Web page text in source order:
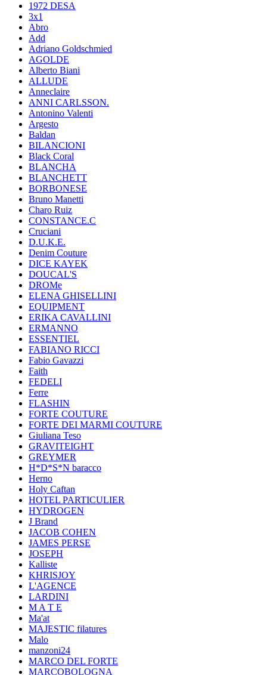
1972 DESA
3x1
Abro
Add
Adriano Goldschmied
AGOLDE
Alberto Biani
ALLUDE
Anneclaire
ANNI CARLSSON.
Antonino Valenti
Argesto
Baldan
BILANCIONI
Black Coral
BLANCHA
BLANCHETT
BORBONESE
Bruno Manetti
Charo Ruiz
CONSTANCE.C
Cruciani
D.U.K.E.
Denim Couture
DICE KAYEK
DOUCAL'S
DROMe
ELENA GHISELLINI
EQUIPMENT
ERIKA CAVALLINI
ERMANNO
ESSENTIEL
FABIANO RICCI
Fabio Gavazzi
Faith
FEDELI
Ferre
FLASHIN
FORTE COUTURE
FORTE DEI MARMI COUTURE
Giuliana Teso
GRAVITEIGHT
GREYMER
H*D*S*N baracco
Herno
Holy Caftan
HOTEL PARTICULIER
HYDROGEN
J Brand
JACOB COHEN
JAMES PERSE
JOSEPH
Kalliste
KHRISJOY
L'AGENCE
LARDINI
M A T E
Ma'at
MAJESTIC filatures
Malo
manzoni24
MARCO DEL FORTE
MARCOBOLOGNA